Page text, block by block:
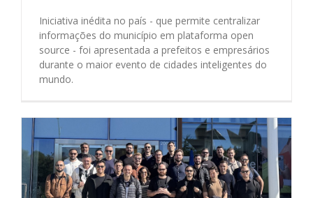
Iniciativa inédita no país - que permite centralizar
informações do município em plataforma open
source - foi apresentada a prefeitos e empresários
durante o maior evento de cidades inteligentes do
mundo.